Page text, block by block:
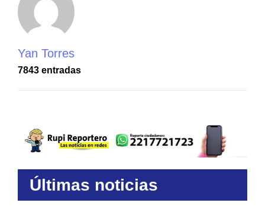
Yan Torres
7843 entradas
Últimas noticias